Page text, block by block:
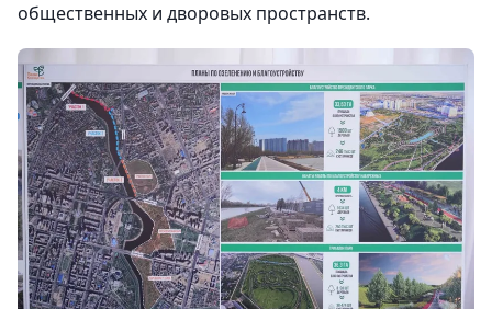
общественных и дворовых пространств.